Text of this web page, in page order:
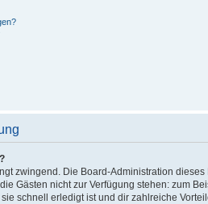
zwingend. Die Board-Administration
Gästen nicht zur Verfügung stehen: zum
schnell erledigt ist und dir zahlreiche